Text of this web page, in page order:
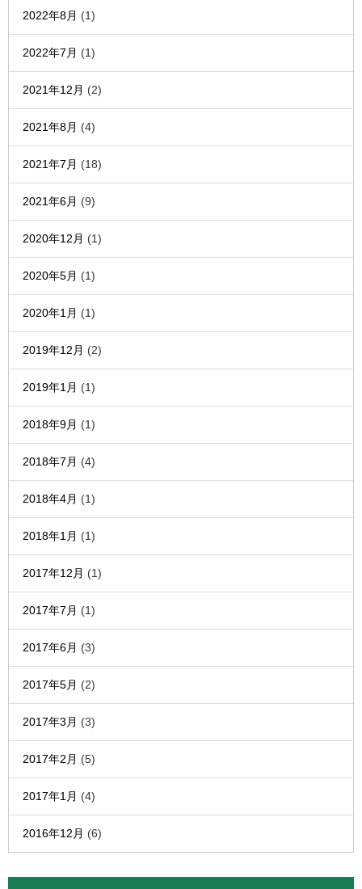
2022年8月 (1)
2022年7月 (1)
2021年12月 (2)
2021年8月 (4)
2021年7月 (18)
2021年6月 (9)
2020年12月 (1)
2020年5月 (1)
2020年1月 (1)
2019年12月 (2)
2019年1月 (1)
2018年9月 (1)
2018年7月 (4)
2018年4月 (1)
2018年1月 (1)
2017年12月 (1)
2017年7月 (1)
2017年6月 (3)
2017年5月 (2)
2017年3月 (3)
2017年2月 (5)
2017年1月 (4)
2016年12月 (6)